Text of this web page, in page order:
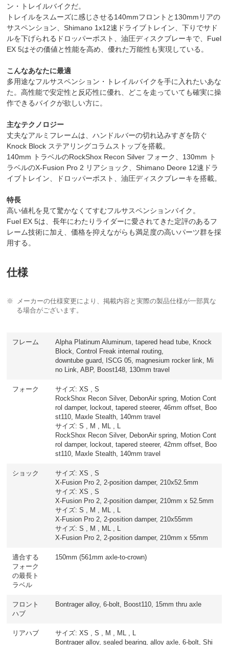
ン・トレイルバイクだ。
トレイルをスムーズに感じさせる140mmフロントと130mmリアの
サスペンション、Shimano 1x12速ドライブトレイン、下りでサド
ルを下げられるドロッパーポスト、油圧ディスクブレーキで、Fuel
EX 5はその価値と性能を高め、優れた万能性も実現している。
こんなあなたに最適
多用途なフルサスペンション・トレイルバイクを手に入れたいあな
た。高性能で安定性と反応性に優れ、どこを走っていても確実に操
作できるバイクが欲しい方に。
主なテクノロジー
丈夫なアルミフレームは、ハンドルバーの切れ込みすぎを防ぐ
Knock Block ステアリングコラムストップを搭載。
140mm トラベルのRockShox Recon Silver フォーク、130mm ト
ラベルのX-Fusion Pro 2 リアショック、Shimano Deore 12速ドラ
イブトレイン、ドロッパーポスト、油圧ディスクブレーキを搭載。
特長
高い値札を見て驚かなくてすむフルサスペンションバイク。
Fuel EX 5は、長年にわたりライダーに愛されてきた定評のあるフ
レーム技術に加え、価格を抑えながらも満足度の高いパーツ群を採
用する。
仕様
メーカーの仕様変更により、掲載内容と実際の製品仕様が一部異な
る場合がございます。
フレーム
Alpha Platinum Aluminum, tapered head tube, Knock
Block, Control Freak internal routing,
downtube guard, ISCG 05, magnesium rocker link, Mi
no Link, ABP, Boost148, 130mm travel
フォーク
サイズ: XS , S
RockShox Recon Silver, DebonAir spring, Motion Cont
rol damper, lockout, tapered steerer, 46mm offset, Boo
st110, Maxle Stealth, 140mm travel
サイズ: S , M , ML , L
RockShox Recon Silver, DebonAir spring, Motion Cont
rol damper, lockout, tapered steerer, 42mm offset, Boo
st110, Maxle Stealth, 140mm travel
ショック
サイズ: XS , S
X-Fusion Pro 2, 2-position damper, 210x52.5mm
サイズ: XS , S
X-Fusion Pro 2, 2-position damper, 210mm x 52.5mm
サイズ: S , M , ML , L
X-Fusion Pro 2, 2-position damper, 210x55mm
サイズ: S , M , ML , L
X-Fusion Pro 2, 2-position damper, 210mm x 55mm
適合する
フォーク
の最長ト
ラベル
150mm (561mm axle-to-crown)
フロント
ハブ
Bontrager alloy, 6-bolt, Boost110, 15mm thru axle
リアハブ
サイズ: XS , S , M , ML , L
Bontrager alloy, sealed bearing, alloy axle, 6-bolt, Shi